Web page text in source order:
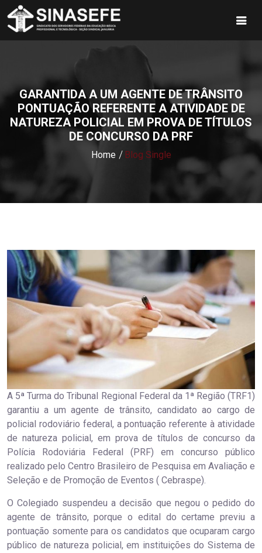
GARANTIDA A UM AGENTE DE TRÂNSITO
PONTUAÇÃO REFERENTE A ATIVIDADE DE
NATUREZA POLICIAL EM PROVA DE TÍTULOS
DE CONCURSO DA PRF
Home Blog Single
A 5ª Turma do Tribunal Regional Federal da 1ª Região (TRF1)
garantiu a um agente de trânsito, candidato ao cargo de
policial rodoviário federal, a pontuação referente à atividade
de natureza policial, em prova de títulos de concurso da
Polícia Rodoviária Federal (PRF) em concurso público
realizado pelo Centro Brasileiro de Pesquisa em Avaliação e
Seleção e de Promoção de Eventos ( Cebraspe).
O Colegiado suspendeu a decisão que negou o pedido do
agente de trânsito, porque o edital do certame previu a
pontuação somente para os candidatos que ocuparam cargo
público de natureza policial, em instituições do Sistema de